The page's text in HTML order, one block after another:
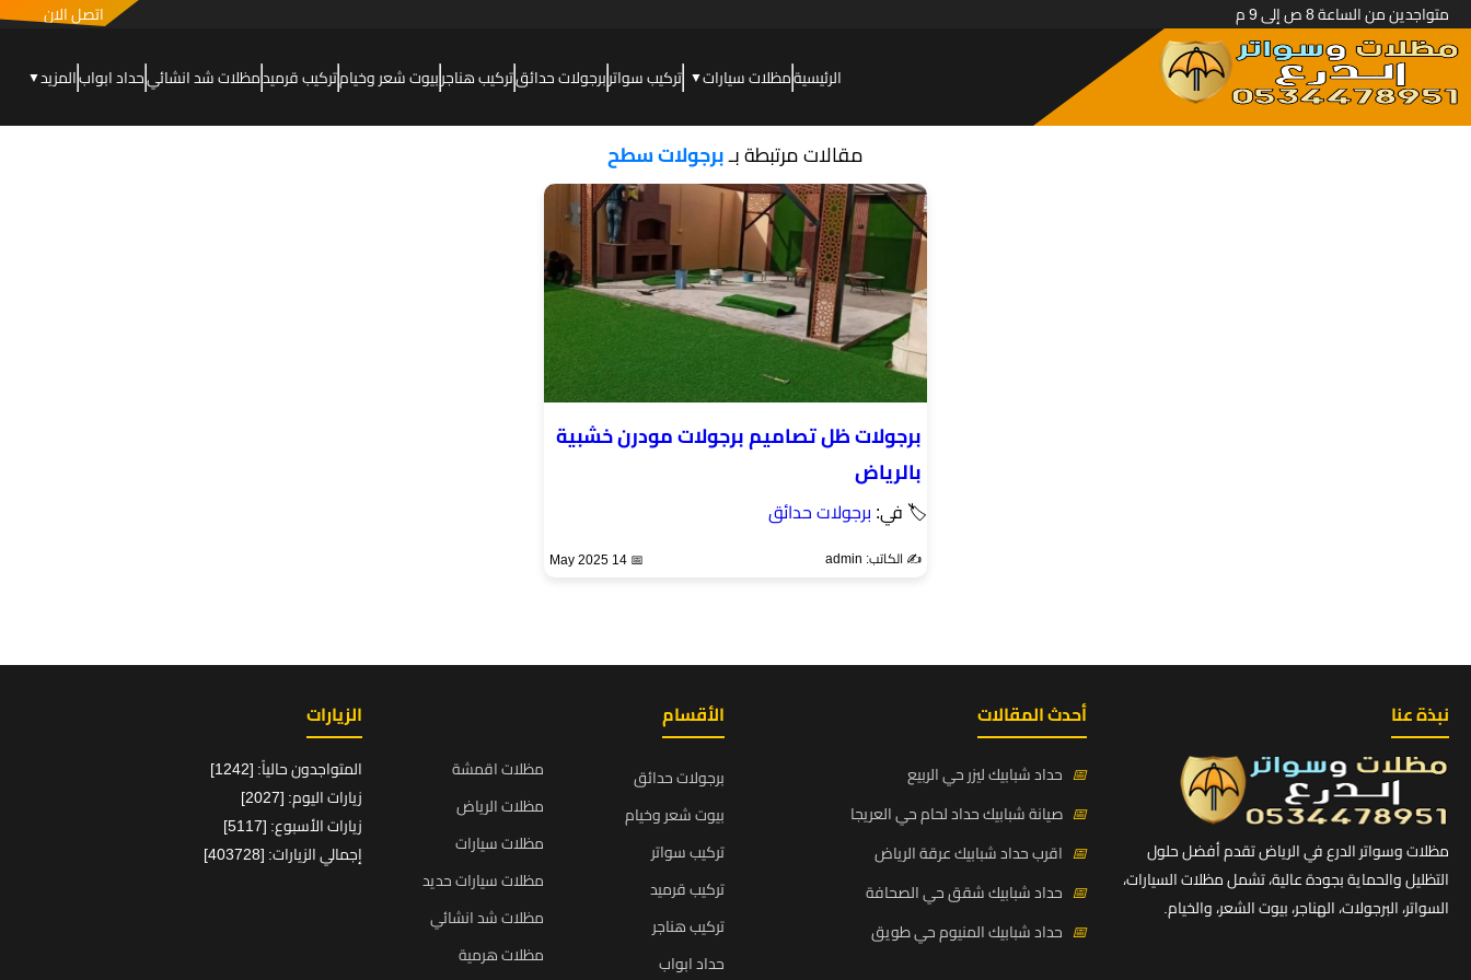
متواجدين من الساعة 8 ص إلى 9 م اتصل الان
الرئيسيةمظلات سيارات▼ تركيب سواتربرجولات حدائقتركيب هناجربيوت شعر وخيامتركيب قرميدمظلات شد انشائيحداد ابوابالمزيد▼
مقالات مرتبطة بـبرجولات سطح
برجولات ظل تصاميم برجولات مودرن خشبية
بالرياض
🏷 في: برجولات حدائق
✍️ الكاتب: admin 📅 14 May 2025
نبذة عنا
مظلات وسواتر الدرع في الرياض تقدم أفضل حلول
التظليل والحماية بجودة عالية، تشمل مظلات السيارات،
السواتر، البرجولات، الهناجر، بيوت الشعر، والخيام.
أحدث المقالات
📅 حداد شبابيك ليزر حي الربيع
📅 صيانة شبابيك حداد لحام حي العريجا
📅 اقرب حداد شبابيك عرقة الرياض
📅 حداد شبابيك شقق حي الصحافة
📅 حداد شبابيك المنيوم حي طويق
الأقسام
برجولات حدائق
بيوت شعر وخيام
تركيب سواتر
تركيب قرميد
تركيب هناجر
حداد ابواب
مظلات اقمشة
مظلات الرياض
مظلات سيارات
مظلات سيارات حديد
مظلات شد انشائي
مظلات هرمية
الزيارات
المتواجدون حالياً: [1242]
زيارات اليوم: [2027]
زيارات الأسبوع: [5117]
إجمالي الزيارات: [403728]